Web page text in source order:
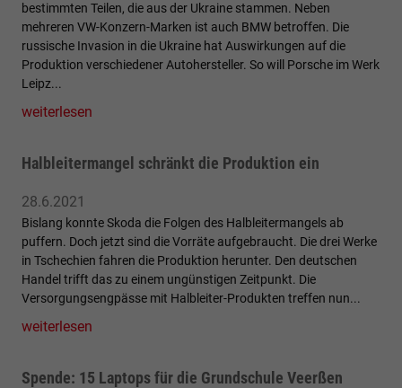
bestimmten Teilen, die aus der Ukraine stammen. Neben
mehreren VW-Konzern-Marken ist auch BMW betroffen. Die
russische Invasion in die Ukraine hat Auswirkungen auf die
Produktion verschiedener Autohersteller. So will Porsche im Werk
Leipz...
weiterlesen
Halbleitermangel schränkt die Produktion ein
28.6.2021
Bislang konnte Skoda die Folgen des Halbleitermangels ab
puffern. Doch jetzt sind die Vorräte aufgebraucht. Die drei Werke
in Tschechien fahren die Produktion herunter. Den deutschen
Handel trifft das zu einem ungünstigen Zeitpunkt. Die
Versorgungsengpässe mit Halbleiter-Produkten treffen nun...
weiterlesen
Spende: 15 Laptops für die Grundschule Veerßen